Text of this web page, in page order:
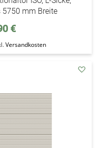
mm Breite
€
Versandkosten